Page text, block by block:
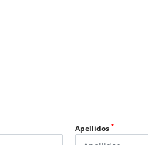
Apellidos *